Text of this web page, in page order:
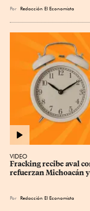
Por Redacción El Economista
VIDEO
Fracking recibe aval
refuerzan Michoacán
Por Redacción El Economista